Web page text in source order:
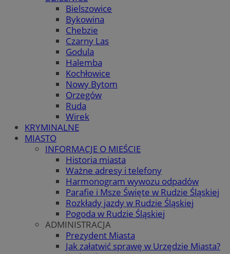
Bielszowice
Bykowina
Chebzie
Czarny Las
Godula
Halemba
Kochłowice
Nowy Bytom
Orzegów
Ruda
Wirek
KRYMINALNE
MIASTO
INFORMACJE O MIEŚCIE
Historia miasta
Ważne adresy i telefony
Harmonogram wywozu odpadów
Parafie i Msze Święte w Rudzie Śląskiej
Rozkłady jazdy w Rudzie Śląskiej
Pogoda w Rudzie Śląskiej
ADMINISTRACJA
Prezydent Miasta
Jak załatwić sprawę w Urzędzie Miasta?